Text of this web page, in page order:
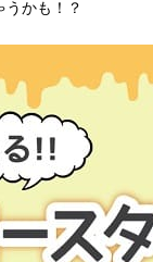
かも！？